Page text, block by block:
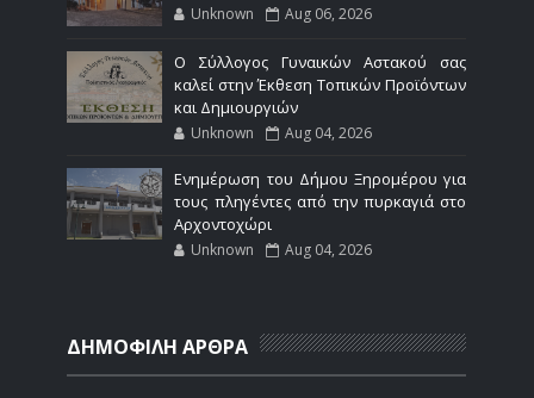
Unknown Aug 06, 2026
Ο Σύλλογος Γυναικών Αστακού σας
καλεί στην Έκθεση Τοπικών Προϊόντων
και Δημιουργιών
Unknown Aug 04, 2026
Ενημέρωση του Δήμου Ξηρομέρου για
τους πληγέντες από την πυρκαγιά στο
Αρχοντοχώρι
Unknown Aug 04, 2026
ΔΗΜΟΦΙΛΗ ΑΡΘΡΑ